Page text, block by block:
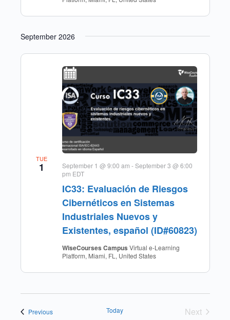
September 2026
TUE
1
IC33: Evaluación de Riesgos
Cibernéticos en Sistemas
Industriales Nuevos y
Existentes, español (ID#60823)
September 1 @ 9:00 am -September 3 @ 6:00
pm EDT
WiseCourses Campus Virtual e-Learning
Platform, Miami, FL, United States
PreviousEvents Today
Next